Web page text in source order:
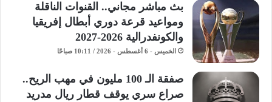
بث مباشر مجاني.. القنوات الناقلة
ومواعيد قرعة دوري أبطال إفريقيا
والكونفدرالية 2026-2027
الخميس - 6 أغسطس - 2026 / 10:11 صباحًا
صفقة الـ 100 مليون في مهب الريح..
صراع سري يوقف قطار ريال مدريد